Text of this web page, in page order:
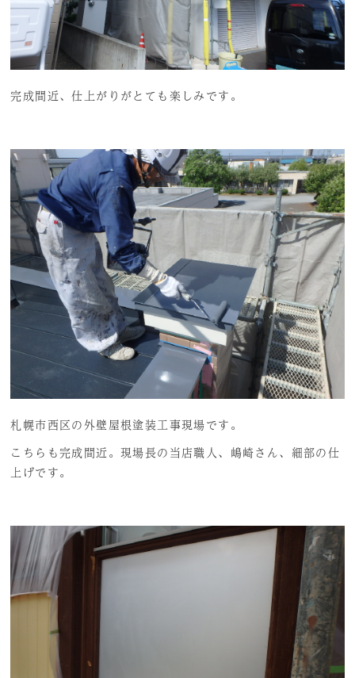
完成間近、仕上がりがとても楽しみです。
札幌市西区の外壁屋根塗装工事現場です。
こちらも完成間近。現場長の当店職人、嶋崎さん、細部の仕
上げです。